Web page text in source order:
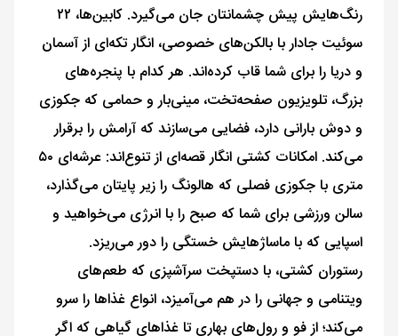
رنگ‌هایش پیش چشمانتان جان می‌گیرد. کابین‌ها، ۲۲
سوئیت جادار با بالکن‌های خصوصی، انگار تکه‌ای از آسمان
و دریا را برای شما قاب کرده‌اند. هر کدام با پنجره‌های
بزرگ، تلویزیون صفحه‌تخت، مینی‌بار و حمامی که جکوزی
و دوش بارانی دارد، فضایی می‌سازند که آرامش را برقرار
می‌کند. امکانات کشتی انگار قصه‌ای از تنوع‌اند: عرشه‌ای ۵۰
متری با جکوزی فصلی که هالونگ را زیر پایتان می‌گذارد،
سالن ورزشی برای شما که صبح را با انرژی می‌خواهید و
اسپایی که با ماساژهایش خستگی را دور می‌ریزد.
رستوران کشتی، با دستپخت سرآشپزی که طعم‌های
ویتنامی و جهانی را در هم می‌آمیزد، انواع غذاها را سرو
می‌کند؛ از فو و رول‌های بهاری تا غذاهای گیاهی که اگر